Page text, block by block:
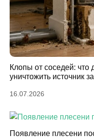
Клопы от соседей: что
уничтожить источник
16.07.2026
Появление плесени